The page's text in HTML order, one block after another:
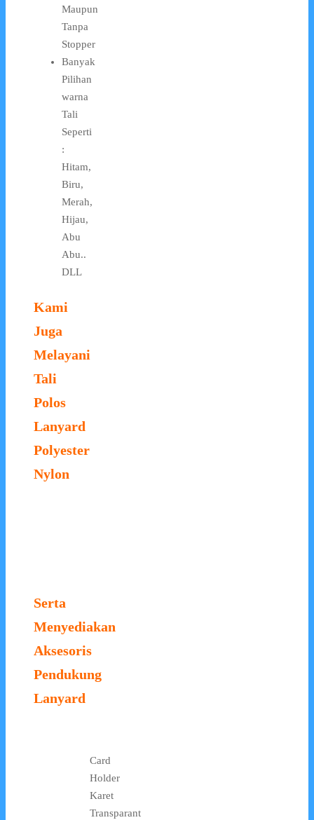
Maupun
Tanpa
Stopper
Banyak
Pilihan
warna
Tali
Seperti
:
Hitam,
Biru,
Merah,
Hijau,
Abu
Abu..
DLL
Kami
Juga
Melayani
Tali
Polos
Lanyard
Polyester
Nylon
Serta
Menyediakan
Aksesoris
Pendukung
Lanyard
Card
Holder
Karet
Transparant